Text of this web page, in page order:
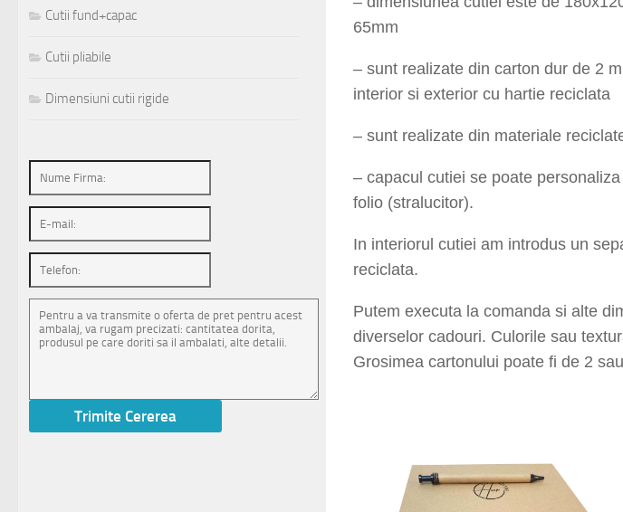
65mm
– sunt realizate din carton dur de 2
interior si exterior cu hartie reciclata
– sunt realizate din materiale
– capacul cutiei se poate
folio (stralucitor).
In interiorul cutiei am introdus un
reciclata.
Putem executa la comanda si alte
diverselor cadouri. Culorile sau
Grosimea cartonului poate fi de 2
Cutii fund+capac
Cutii pliabile
Dimensiuni cutii rigide